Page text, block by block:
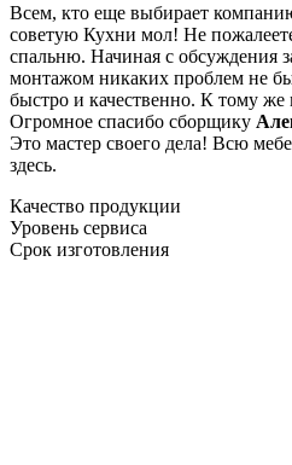
Всем, кто еще выбирает
советую Кухни мол! Не
спальню. Начиная с обсуждения
монтажом никаких проблем не
быстро и качественно. К тому
Огромное спасибо сборщику
Это мастер своего дела! Всю
здесь.
Качество продукции
Уровень сервиса
Срок изготовления